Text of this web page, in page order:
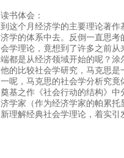
读书体会：
到这个月经济学的主要理论著
济学的体系中去。反倒一直思
会学理论，竟想到了许多之前
端都是从经济领域开始的呢？
他的比较社会学研究，马克思
一呢，马克思的社会学分析究
奠基之作《社会行动的结构》
济学家（作为经济学家的帕累
新理解经典社会学理论，着实